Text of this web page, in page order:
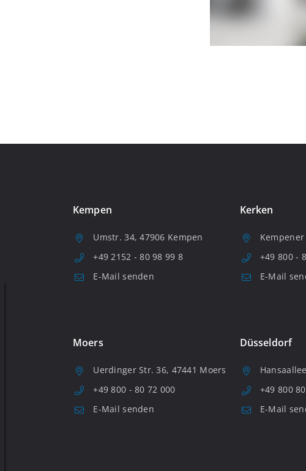
Kempen
Umstr. 34, 47906 Kempen
+49 2152 - 80 98 99 8
E-Mail senden
Kerken
+49 800 -
E-Mail
Moers
Uerdinger Str. 36, 47441 Moers
+49 800 - 80 72 000
E-Mail senden
Düsseldorf
+49 800
E-Mail